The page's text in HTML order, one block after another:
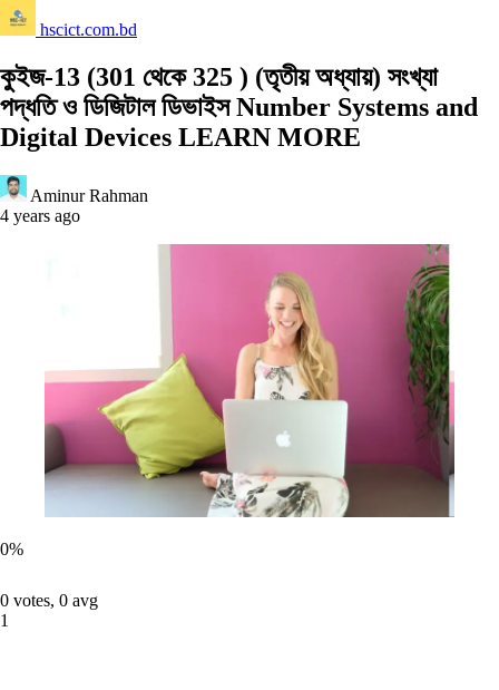
hscict.com.bd
কুইজ-13 (301 থেকে 325 ) (তৃতীয় অধ্যায়) সংখ্যা
পদ্ধতি ও ডিজিটাল ডিভাইস Number Systems and
Digital Devices LEARN MORE
Aminur Rahman
4 years ago
0%
0 votes, 0 avg
1